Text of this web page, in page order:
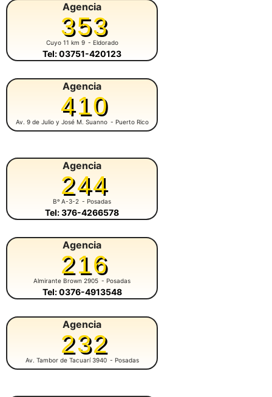
Agencia
353
Cuyo 11 km 9 - Eldorado
Tel: 03751-420123
Agencia
410
Av. 9 de Julio y José M. Suanno - Puerto Rico
Agencia
244
Bº A-3-2 - Posadas
Tel: 376-4266578
Agencia
216
Almirante Brown 2905 - Posadas
Tel: 0376-4913548
Agencia
232
Av. Tambor de Tacuarí 3940 - Posadas